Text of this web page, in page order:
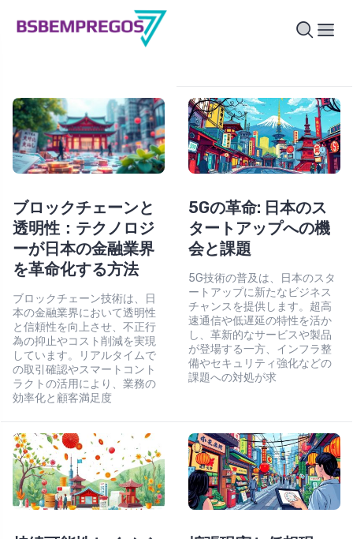
ブロックチェーンと
透明性：テクノロジ
ーが日本の金融業界
を革命化する方法
ブロックチェーン技術は、日
本の金融業界において透明性
と信頼性を向上させ、不正行
為の抑止やコスト削減を実現
しています。リアルタイムで
の取引確認やスマートコント
ラクトの活用により、業務の
効率化と顧客満足度
5Gの革命: 日本のス
タートアップへの機
会と課題
5G技術の普及は、日本のスタ
ートアップに新たなビジネス
チャンスを提供します。超高
速通信や低遅延の特性を活か
し、革新的なサービスや製品
が登場する一方、インフラ整
備やセキュリティ強化などの
課題への対処が求